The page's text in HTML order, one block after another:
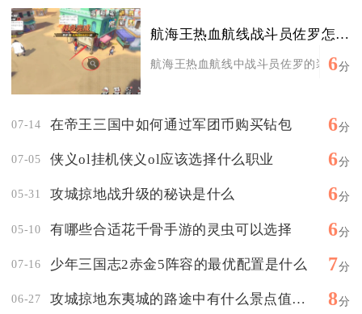
航海王热血航线战斗员佐罗怎么获得装备
航海王热血航线中战斗员佐罗的装备主
6分
07-14 在帝王三国中如何通过军团币购买钻包 6分
07-05 侠义ol挂机侠义ol应该选择什么职业 6分
05-31 攻城掠地战升级的秘诀是什么 6分
05-10 有哪些合适花千骨手游的灵虫可以选择 6分
07-16 少年三国志2赤金5阵容的最优配置是什么 7分
06-27 攻城掠地东夷城的路途中有什么景点值得参观 8分